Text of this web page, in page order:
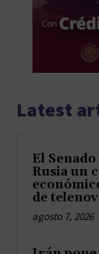
Latest
El
Rusia un
de
agosto 7, 2026